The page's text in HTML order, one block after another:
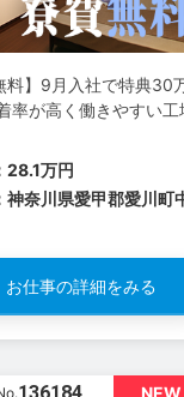
料】9月入社で特典30
が高く働きやすい工
28.1万円
神奈川県愛甲郡愛川町
お仕事の詳細をみる